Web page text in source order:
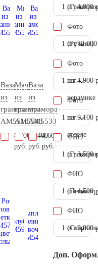
Ваза
из
гранита
AM5516
8.000
руб.
Мяч
из
гранита
AM5543
17.400
руб.
Ваза
из
мрамора
AM5530
4.600
руб.
1 шт.4.900
Фото
(Ручное)
1 шт.
Фото
на
керамике
1 шт. 4.900
Фото
на
стекле
1 шт. 9.100
ФИО
1 шт.3.500
ФИО
1 шт.4.500
ФИО
1 шт.9.000
Доп.